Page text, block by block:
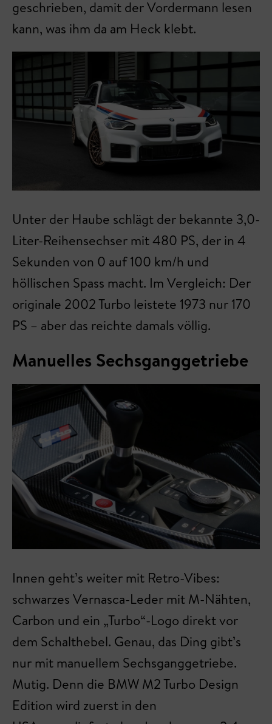
geschrieben, damit der Vordermann lesen
kann, was ihm da am Heck klebt.
Unter der Haube schlägt der bekannte 3,0-
Liter-Reihensechser mit 480 PS, der in 4
Sekunden von 0 auf 100 km/h und
höllischen Spass macht. Im Vergleich: Der
originale 2002 Turbo leistete 1973 nur 170
PS – aber das reichte damals völlig.
Manuelles Sechsganggetriebe
Innen geht’s weiter mit Retro-Vibes:
schwarzes Vernasca-Leder mit M-Nähten,
Carbon und ein „Turbo“-Logo direkt vor
dem Schalthebel. Genau, das Ding gibt’s
nur mit manuellem Sechsganggetriebe.
Mutig. Denn die BMW M2 Turbo Design
Edition wird zuerst in den